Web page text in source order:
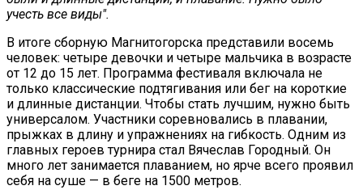
учесть все виды".
В итоге сборную Магнитогорска представили восемь
человек: четыре девочки и четыре мальчика в возрасте
от 12 до 15 лет. Программа фестиваля включала не
только классические подтягивания или бег на короткие
и длинные дистанции. Чтобы стать лучшим, нужно быть
универсалом. Участники соревновались в плавании,
прыжках в длину и упражнениях на гибкость. Одним из
главных героев турнира стал Вячеслав Городный. Он
много лет занимается плаванием, но ярче всего проявил
себя на суше — в беге на 1500 метров.